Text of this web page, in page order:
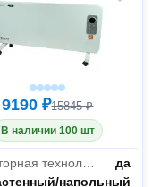
9190 ₽15845 ₽
В наличии 100 шт
Инверторная технология
да
напольный